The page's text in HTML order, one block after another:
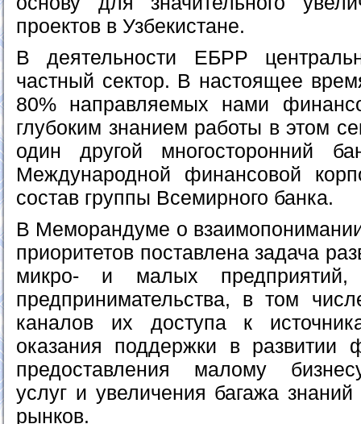
проектов в Узбекистане.
В деятельности ЕБРР
частный сектор. В настоящее
80% направляемых нами
глубоким знанием работы в этом
один другой многосторонний
Международной финансовой
состав группы Всемирного банка.
В Меморандуме о взаимопонимании
приоритетов поставлена задача
микро- и малых
предпринимательства, в том
каналов их доступа к
оказания поддержки в развитии
предоставления малому
услуг и увеличения багажа
рынков.